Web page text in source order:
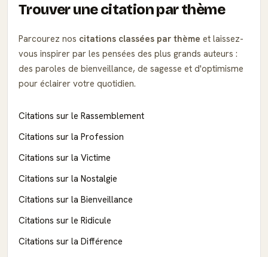
Trouver une citation par thème
Parcourez nos citations classées par thème et laissez-
vous inspirer par les pensées des plus grands auteurs :
des paroles de bienveillance, de sagesse et d'optimisme
pour éclairer votre quotidien.
Citations sur le Rassemblement
Citations sur la Profession
Citations sur la Victime
Citations sur la Nostalgie
Citations sur la Bienveillance
Citations sur le Ridicule
Citations sur la Différence